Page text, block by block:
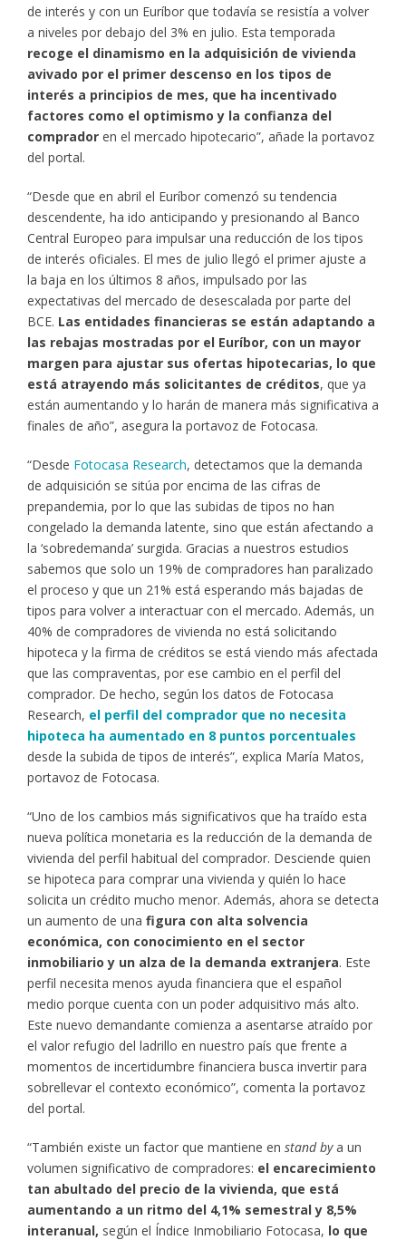
de interés y con un Euríbor que todavía se resistía a volver
a niveles por debajo del 3% en julio. Esta temporada
recoge el dinamismo en la adquisición de vivienda
avivado por el primer descenso en los tipos de
interés a principios de mes, que ha incentivado
factores como el optimismo y la confianza del
compradoren el mercado hipotecario”, añade la portavoz
del portal.
“Desde que en abril el Euríbor comenzó su tendencia
descendente, ha ido anticipando y presionando al Banco
Central Europeo para impulsar una reducción de los tipos
de interés oficiales. El mes de julio llegó el primer ajuste a
la baja en los últimos 8 años, impulsado por las
expectativas del mercado de desescalada por parte del
BCE. Las entidades financieras se están adaptando a
las rebajas mostradas por el Euríbor, con un mayor
margen para ajustar sus ofertas hipotecarias, lo que
está atrayendo más solicitantes de créditos, que ya
están aumentando y lo harán de manera más significativa a
finales de año”, asegura la portavoz de Fotocasa.
“Desde Fotocasa Research, detectamos que la demanda
de adquisición se sitúa por encima de las cifras de
prepandemia, por lo que las subidas de tipos no han
congelado la demanda latente, sino que están afectando a
la ‘sobredemanda’ surgida. Gracias a nuestros estudios
sabemos que solo un 19% de compradores han paralizado
el proceso y que un 21% está esperando más bajadas de
tipos para volver a interactuar con el mercado. Además, un
40% de compradores de vivienda no está solicitando
hipoteca y la firma de créditos se está viendo más afectada
que las compraventas, por ese cambio en el perfil del
comprador. De hecho, según los datos de Fotocasa
Research, el perfil del comprador que no necesita
hipoteca ha aumentado en 8 puntos porcentuales
desde la subida de tipos de interés”, explica María Matos,
portavoz de Fotocasa.
“Uno de los cambios más significativos que ha traído esta
nueva política monetaria es la reducción de la demanda de
vivienda del perfil habitual del comprador. Desciende quien
se hipoteca para comprar una vivienda y quién lo hace
solicita un crédito mucho menor. Además, ahora se detecta
un aumento de una figura con alta solvencia
económica, con conocimiento en el sector
inmobiliario y un alza de la demanda extranjera. Este
perfil necesita menos ayuda financiera que el español
medio porque cuenta con un poder adquisitivo más alto.
Este nuevo demandante comienza a asentarse atraído por
el valor refugio del ladrillo en nuestro país que frente a
momentos de incertidumbre financiera busca invertir para
sobrellevar el contexto económico”, comenta la portavoz
del portal.
“También existe un factor que mantiene en stand bya un
volumen significativo de compradores: el encarecimiento
tan abultado del precio de la vivienda, que está
aumentando a un ritmo del 4,1% semestral y 8,5%
interanual, según el Índice Inmobiliario Fotocasa, lo que